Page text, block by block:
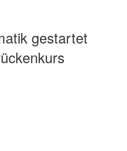
gestartet